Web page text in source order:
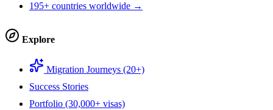
195+ countries worldwide →
Explore
Migration Journeys (20+)
Success Stories
Portfolio (30,000+ visas)